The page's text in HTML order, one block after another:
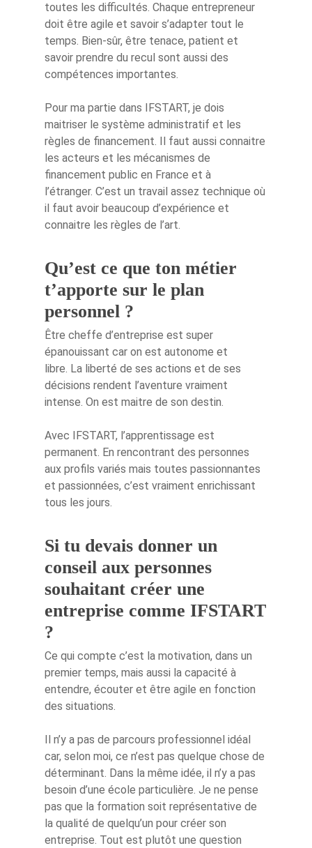
toutes les difficultés. Chaque entrepreneur
doit être agile et savoir s’adapter tout le
temps. Bien-sûr, être tenace, patient et
savoir prendre du recul sont aussi des
compétences importantes.
Pour ma partie dans IFSTART, je dois
maitriser le système administratif et les
règles de financement. Il faut aussi connaitre
les acteurs et les mécanismes de
financement public en France et à
l’étranger. C’est un travail assez technique où
il faut avoir beaucoup d’expérience et
connaitre les règles de l’art.
Qu’est ce que ton métier
t’apporte sur le plan
personnel ?
Être cheffe d’entreprise est super
épanouissant car on est autonome et
libre. La liberté de ses actions et de ses
décisions rendent l’aventure vraiment
intense. On est maitre de son destin.
Avec IFSTART, l’apprentissage est
permanent. En rencontrant des personnes
aux profils variés mais toutes passionnantes
et passionnées, c’est vraiment enrichissant
tous les jours.
Si tu devais donner un
conseil aux personnes
souhaitant créer une
entreprise comme IFSTART
?
Ce qui compte c’est la motivation, dans un
premier temps, mais aussi la capacité à
entendre, écouter et être agile en fonction
des situations.
Il n’y a pas de parcours professionnel idéal
car, selon moi, ce n’est pas quelque chose de
déterminant. Dans la même idée, il n’y a pas
besoin d’une école particulière. Je ne pense
pas que la formation soit représentative de
la qualité de quelqu’un pour créer son
entreprise. Tout est plutôt une question
Créez votre
accélérateur
Nos
Les experts
Nouvelles start-ups
Témoignages
Contact